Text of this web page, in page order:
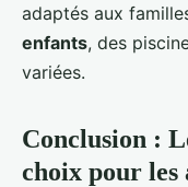
adaptés aux
enfants, des
variées.
Conclusion :
choix pour les